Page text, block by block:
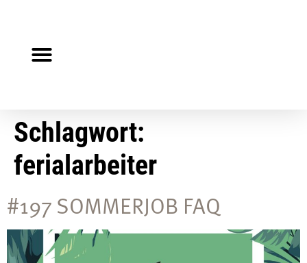
Schlagwort:
ferialarbeiter
#197 SOMMERJOB FAQ